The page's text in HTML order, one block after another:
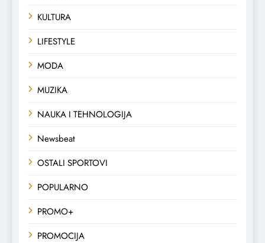
KULTURA
LIFESTYLE
MODA
MUZIKA
NAUKA I TEHNOLOGIJA
Newsbeat
OSTALI SPORTOVI
POPULARNO
PROMO+
PROMOCIJA